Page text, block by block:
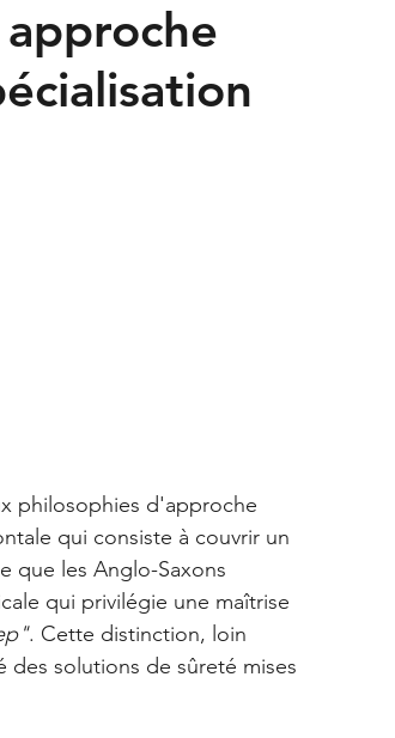
philosophies d'approche
qui consiste à couvrir un
que les Anglo-Saxons
qui privilégie une maîtrise
. Cette distinction, loin
solutions de sûreté mises